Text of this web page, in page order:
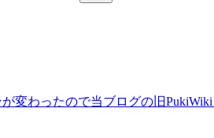
変わったので当ブログの旧